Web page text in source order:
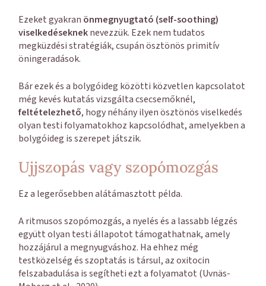
Ezeket gyakran önmegnyugtató (self-soothing)
viselkedésekneknevezzük. Ezek nem tudatos
megküzdési stratégiák, csupán ösztönös primitív
öningeradások.
Bár ezek és a bolygóideg közötti közvetlen kapcsolatot
még kevés kutatás vizsgálta csecsemőknél,
feltételezhető, hogy néhány ilyen ösztönös viselkedés
olyan testi folyamatokhoz kapcsolódhat, amelyekben a
bolygóideg is szerepet játszik.
Ujjszopás vagy szopómozgás
Ez a legerősebben alátámasztott példa.
A ritmusos szopómozgás, a nyelés és a lassabb légzés
együtt olyan testi állapotot támogathatnak, amely
hozzájárul a megnyugváshoz. Ha ehhez még
testközelség és szoptatás is társul, az oxitocin
felszabadulása is segítheti ezt a folyamatot (Uvnäs-